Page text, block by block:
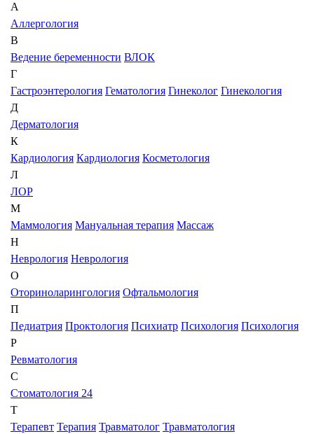
А
Аллергология
В
Ведение беременности ВЛОК
Г
Гастроэнтерология Гематология Гинеколог Гинекология
Д
Дерматология
К
Кардиология Кардиология Косметология
Л
ЛОР
М
Маммология Мануальная терапия Массаж
Н
Неврология Неврология
О
Оториноларингология Офтальмология
П
Педиатрия Проктология Психиатр Психология Психология
Р
Ревматология
С
Стоматология 24
Т
Терапевт Терапия Травматолог Травматология